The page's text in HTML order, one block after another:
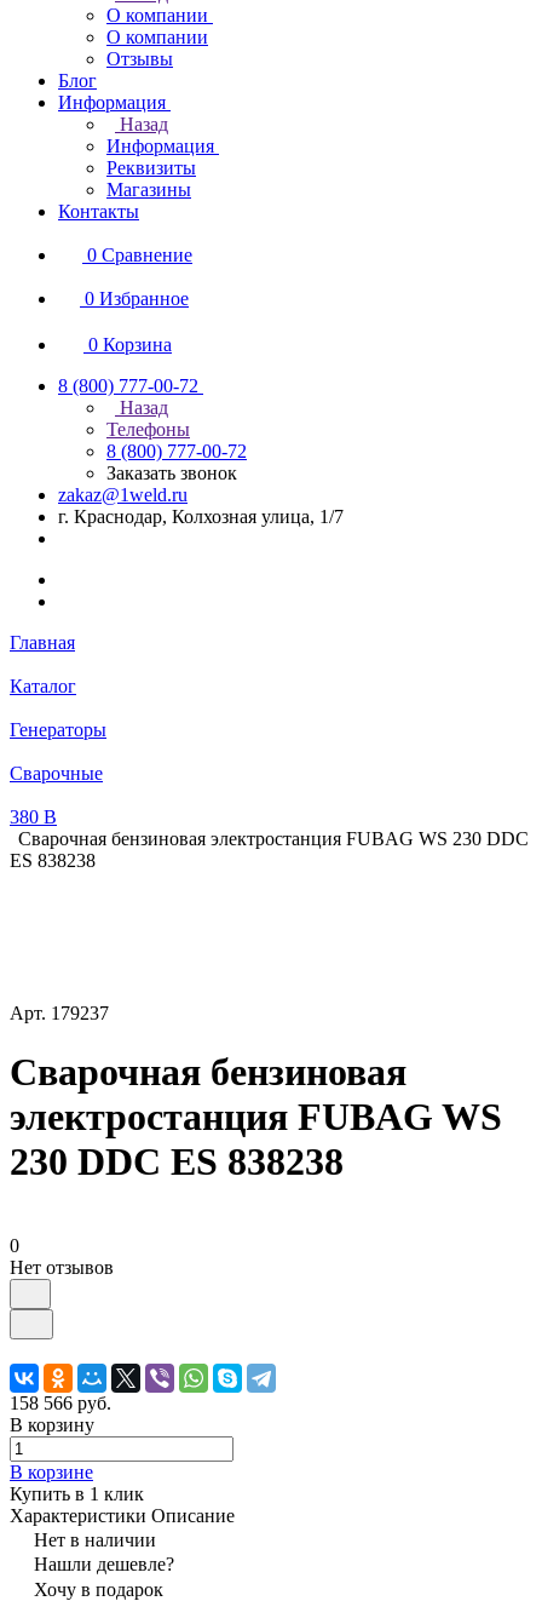
О компании
О компании
Отзывы
Блог
Информация
Назад
Информация
Реквизиты
Магазины
Контакты
0 Сравнение
0 Избранное
0 Корзина
8 (800) 777-00-72
Назад
Телефоны
8 (800) 777-00-72
Заказать звонок
zakaz@1weld.ru
г. Краснодар, Колхозная улица, 1/7
Главная
Каталог
Генераторы
Сварочные
380 В
Сварочная бензиновая электростанция FUBAG WS 230 DDC
ES 838238
Арт. 179237
Сварочная бензиновая
электростанция FUBAG WS
230 DDC ES 838238
0
Нет отзывов
158 566 руб.
В корзину
В корзине
Купить в 1 клик
Характеристики Описание
Нет в наличии
Нашли дешевле?
Хочу в подарок